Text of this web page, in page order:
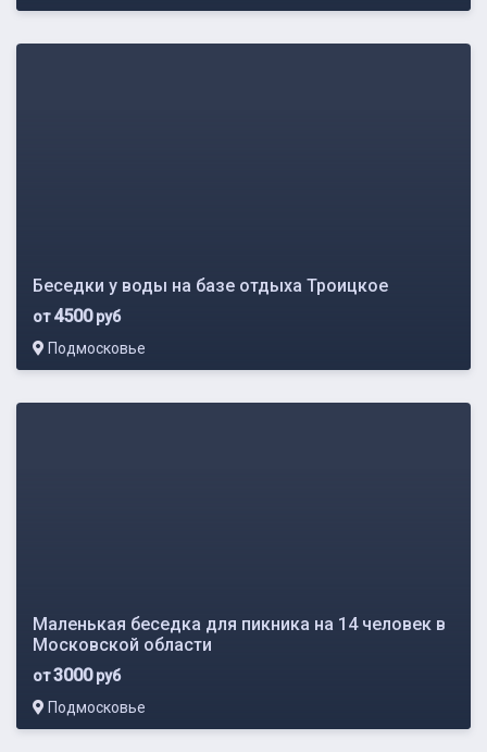
Беседки у воды на базе отдыха Троицкое
от4500руб
Подмосковье
Маленькая беседка для пикника на 14 человек в
Московской области
от3000руб
Подмосковье